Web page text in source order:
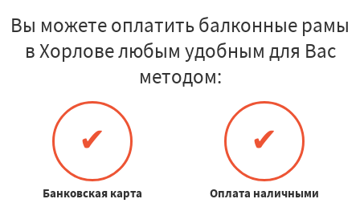
Вы можете оплатить балконные рамы
в Хорлове любым удобным для Вас
методом:
✔
Банковская карта
✔
Оплата наличными